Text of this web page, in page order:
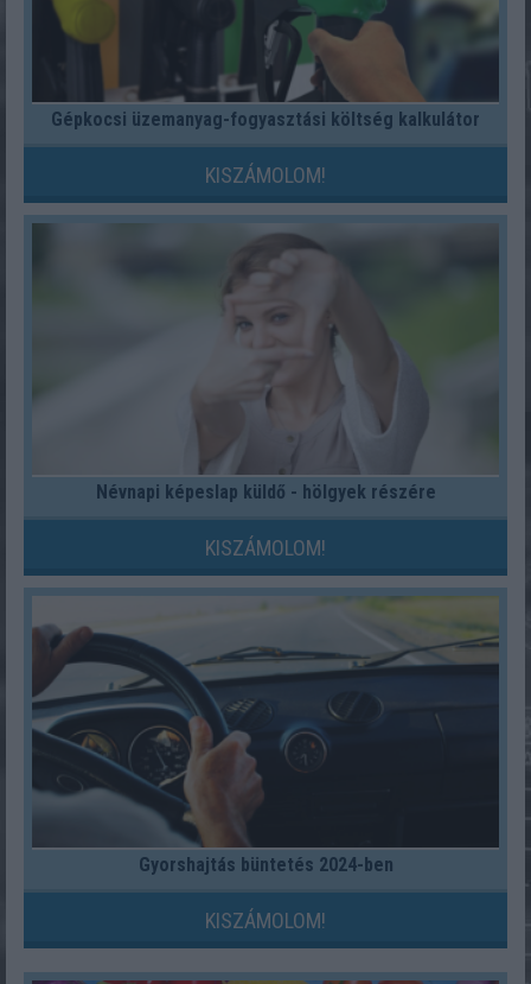
Gépkocsi üzemanyag-fogyasztási költség kalkulátor
KISZÁMOLOM!
Névnapi képeslap küldő - hölgyek részére
KISZÁMOLOM!
Gyorshajtás büntetés 2024-ben
KISZÁMOLOM!